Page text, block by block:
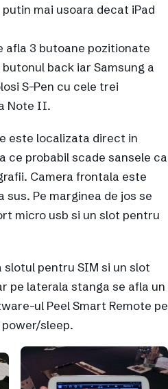
mai usoara decat iPad
afla 3 butoane pozitionate
back iar Samsung a
S-Pen cu cele trei
Note II.
este localizata direct in
ce probabil scade sansele ca
Camera frontala este
Pe marginea de jos se
micro usb si un slot pentru
slotul pentru SIM si un slot
pe laterala stanga se afla un
ul Peel Smart Remote pe
sleep.